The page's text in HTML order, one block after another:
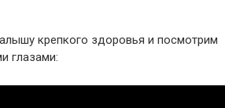
крепкого здоровья и посмотрим
глазами: